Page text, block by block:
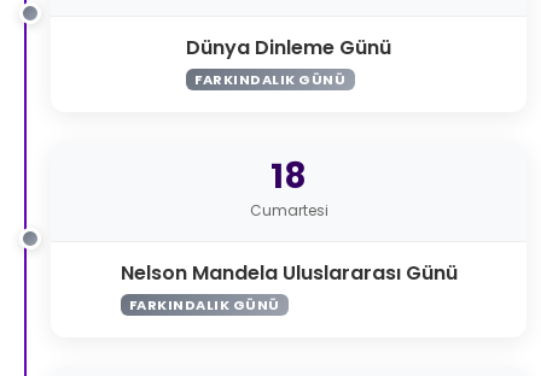
Dünya Dinleme Günü
FARKINDALIK GÜNÜ
18
Cumartesi
Nelson Mandela Uluslararası Günü
FARKINDALIK GÜNÜ